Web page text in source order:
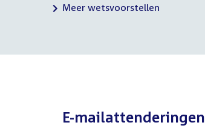
Meer wetsvoorstellen
E-mailattenderingen